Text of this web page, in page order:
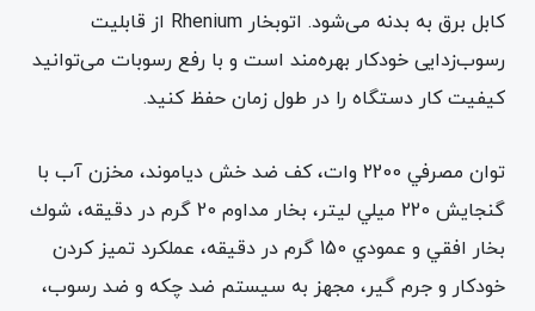
کابل برق به بدنه می‌شود. اتوبخار Rhenium از قابلیت
رسوب‌زدایی خودکار بهره‌مند است و با رفع رسوبات می‌توانید
کیفیت کار دستگاه را در طول زمان حفظ کنید.
توان مصرفي 2200 وات، كف ضد خش دياموند، مخزن آب با
گنجايش 220 ميلي ليتر، بخار مداوم 20 گرم در دقيقه، شوك
بخار افقي و عمودي 150 گرم در دقيقه، عملكرد تميز كردن
خودكار و جرم گير، مجهز به سيستم ضد چكه و ضد رسوب،